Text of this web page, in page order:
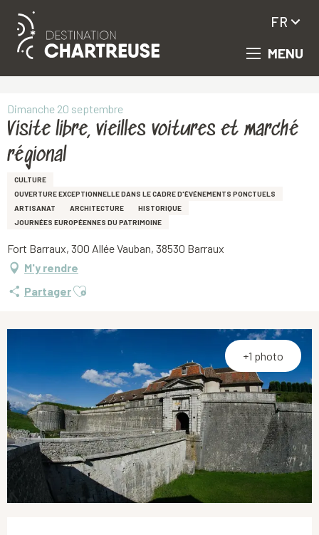
Aller
principal
MENU
FR
Dimanche 20 septembre
Visite libre, vieilles voitures et marché
régional
CULTURE
OUVERTURE EXCEPTIONNELLE DANS LE CADRE D'ÉVÉNEMENTS PONCTUELS
ARTISANAT
ARCHITECTURE
HISTORIQUE
JOURNÉES EUROPÉENNES DU PATRIMOINE
Fort Barraux, 300 Allée Vauban, 38530 Barraux
M'y rendre
PartagerAjouter aux favoris
+1 photo